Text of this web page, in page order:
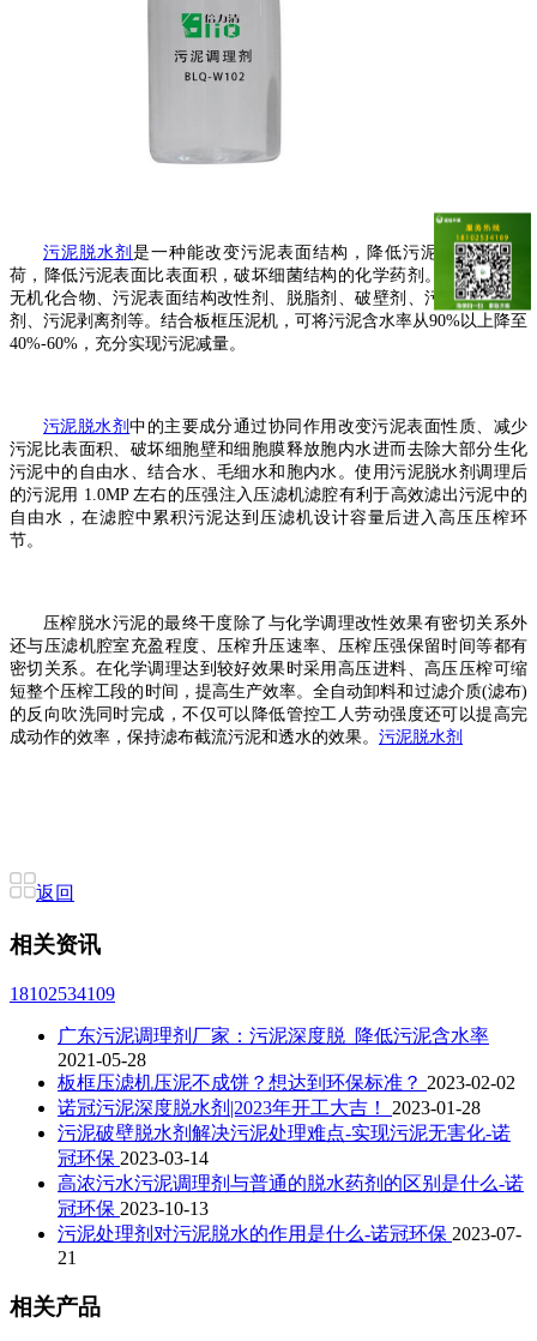
污泥脱水剂 是一种能改变污泥表面结构，降低污泥固体表面负
荷，降低污泥表面比表面积，破坏细菌结构的化学药剂。主要成分为
无机化合物、污泥表面结构改性剂、脱脂剂、破壁剂、污泥表面处理
剂、污泥剥离剂等。结合板框压泥机，可将污泥含水率从90%以上降至
40%-60%，充分实现污泥减量。
污泥脱水剂中的主要成分通过协同作用改变污泥表面性质、减少
污泥比表面积、破坏细胞壁和细胞膜释放胞内水进而去除大部分生化
污泥中的自由水、结合水、毛细水和胞内水。使用污泥脱水剂调理后
的污泥用 1.0MP 左右的压强注入压滤机滤腔有利于高效滤出污泥中的
自由水，在滤腔中累积污泥达到压滤机设计容量后进入高压压榨环
节。
压榨脱水污泥的最终干度除了与化学调理改性效果有密切关系外
还与压滤机腔室充盈程度、压榨升压速率、压榨压强保留时间等都有
密切关系。在化学调理达到较好效果时采用高压进料、高压压榨可缩
短整个压榨工段的时间，提高生产效率。全自动卸料和过滤介质(滤布)
的反向吹洗同时完成，不仅可以降低管控工人劳动强度还可以提高完
成动作的效率，保持滤布截流污泥和透水的效果。 污泥脱水剂
返回
相关资讯
18102534109
广东污泥调理剂厂家：污泥深度脱_降低污泥含水率
2021-05-28
板框压滤机压泥不成饼？想达到环保标准？ 2023-02-02
诺冠污泥深度脱水剂|2023年开工大吉！ 2023-01-28
污泥破壁脱水剂解决污泥处理难点-实现污泥无害化-诺
冠环保 2023-03-14
高浓污水污泥调理剂与普通的脱水药剂的区别是什么-诺
冠环保 2023-10-13
污泥处理剂对污泥脱水的作用是什么-诺冠环保 2023-07-
21
相关产品